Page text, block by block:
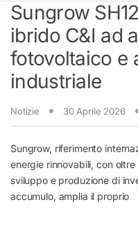
Sungrow
ibrido C&I ad
fotovoltaico e
industriale
Notizie 30 Aprile 2026
Sungrow, riferimento
energie rinnovabili, con
sviluppo e produzione di
accumulo, amplia il proprio